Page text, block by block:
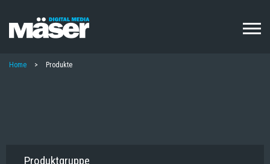
zum
PFADNAVIGATION
Home Produkte
Produktgruppe